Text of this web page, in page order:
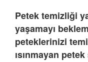
Petek temizliği
yaşamayı
peteklerinizi
ısınmayan